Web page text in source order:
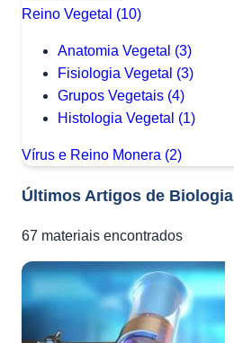
Reino Vegetal (10)
Anatomia Vegetal (3)
Fisiologia Vegetal (3)
Grupos Vegetais (4)
Histologia Vegetal (1)
Vírus e Reino Monera (2)
Últimos Artigos de Biologia
67 materiais encontrados